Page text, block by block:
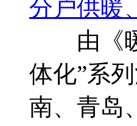
分户供暖
由《暖
体化”系
南、青岛